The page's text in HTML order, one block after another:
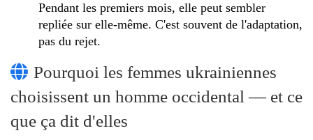
Pendant les premiers mois, elle peut sembler
repliée sur elle-même. C'est souvent de l'adaptation,
pas du rejet.
Pourquoi les femmes ukrainiennes
choisissent un homme occidental — et ce
que ça dit d'elles